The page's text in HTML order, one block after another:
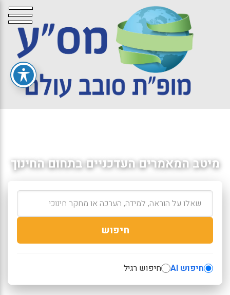
מיטב המאמרים העדכניים בתחום החינוך
חיפוש
חיפוש AI חיפוש רגיל